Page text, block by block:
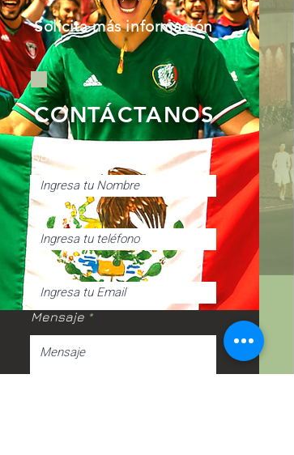
Solicita más información
CONTÁCTANOS
Nombre
Teléfono
Email
Mensaje